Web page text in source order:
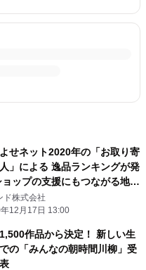
せネット2020年の「お取り寄
」による 逸品ランキングが発
ップの支援にもつながる地域
商品が多数ランクイン
ド株式会社
12月17日 13:00
作品から決定！ 新しい生
の「みんなの朝時間川柳」受